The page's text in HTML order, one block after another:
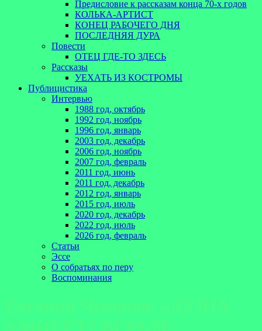
Предисловие к рассказам конца 70-х годов
КОЛЬКА-АРТИСТ
КОНЕЦ РАБОЧЕГО ДНЯ
ПОСЛЕДНЯЯ ДУРА
Повести
ОТЕЦ ГДЕ-ТО ЗДЕСЬ
Рассказы
УЕХАТЬ ИЗ КОСТРОМЫ
Публицистика
Интервью
1988 год, октябрь
1992 год, ноябрь
1996 год, январь
2003 год, декабрь
2006 год, ноябрь
2007 год, февраль
2011 год, июнь
2011 год, декабрь
2012 год, январь
2015 год, июль
2020 год, декабрь
2022 год, июль
2026 год, февраль
Статьи
Эссе
О собратьях по перу
Воспоминания